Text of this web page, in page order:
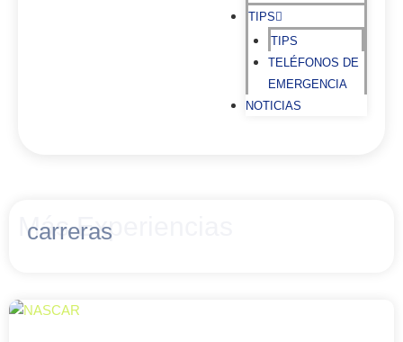
TIPS
TIPS
TELÉFONOS DE
EMERGENCIA
NOTICIAS
Más Experiencias
carreras